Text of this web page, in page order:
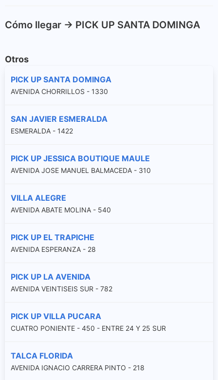
Cómo llegar -> PICK UP SANTA DOMINGA
Otros
PICK UP SANTA DOMINGA
AVENIDA CHORRILLOS - 1330
SAN JAVIER ESMERALDA
ESMERALDA - 1422
PICK UP JESSICA BOUTIQUE MAULE
AVENIDA JOSE MANUEL BALMACEDA - 310
VILLA ALEGRE
AVENIDA ABATE MOLINA - 540
PICK UP EL TRAPICHE
AVENIDA ESPERANZA - 28
PICK UP LA AVENIDA
AVENIDA VEINTISEIS SUR - 782
PICK UP VILLA PUCARA
CUATRO PONIENTE - 450 - ENTRE 24 Y 25 SUR
TALCA FLORIDA
AVENIDA IGNACIO CARRERA PINTO - 218